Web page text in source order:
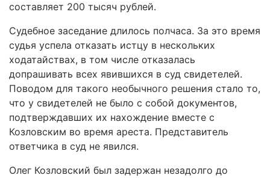
составляет 200 тысяч рублей.
Судебное заседание длилось полчаса. За это время
судья успела отказать истцу в нескольких
ходатайствах, в том числе отказалась
допрашивать всех явившихся в суд свидетелей.
Поводом для такого необычного решения стало то,
что у свидетелей не было с собой документов,
подтверждавших их нахождение вместе с
Козловским во время ареста. Представитель
ответчика в суд не явился.
Олег Козловский был задержан незадолго до